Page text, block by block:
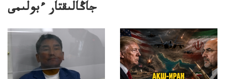
جاڭالىقتار ءبولىمى